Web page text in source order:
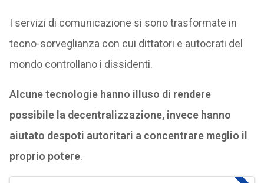
I servizi di comunicazione si sono trasformate in
tecno-sorveglianza con cui dittatori e autocrati del
mondo controllano i dissidenti.
Alcune tecnologie hanno illuso di rendere
possibile la decentralizzazione, invece hanno
aiutato despoti autoritari a concentrare meglio il
proprio potere.